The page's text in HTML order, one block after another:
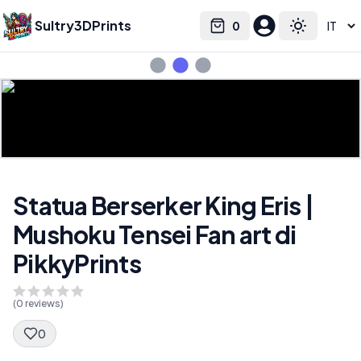
Sultry3DPrints 0
Cart Toggle
Select language
Statua Berserker King Eris |
Mushoku Tensei Fan art di
PikkyPrints
(0 reviews)
0